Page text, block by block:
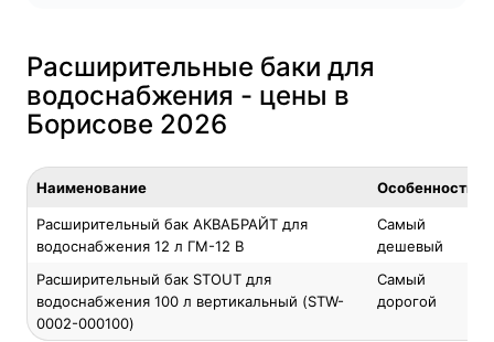
Расширительные баки для
водоснабжения - цены в
Борисове 2026
Наименование Особенность
Расширительный бак АКВАБРАЙТ для
водоснабжения 12 л ГМ-12 В
Самый
дешевый
Расширительный бак STOUT для
водоснабжения 100 л вертикальный (STW-
0002-000100)
Самый
дорогой